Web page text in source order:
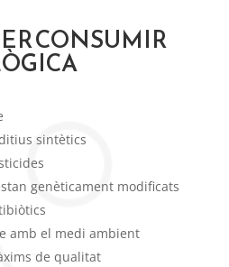
CONSUMIR
sintètics
genèticament modificats
amb el medi ambient
de qualitat